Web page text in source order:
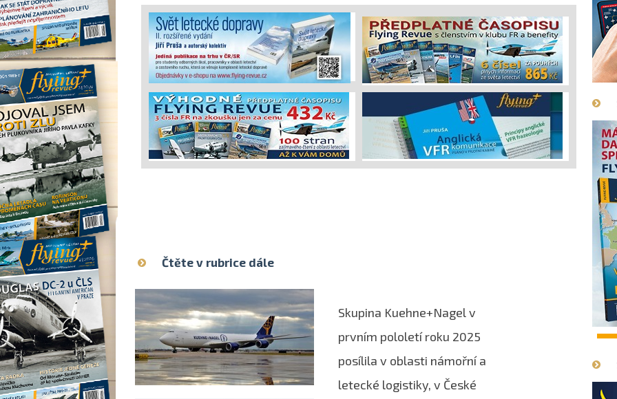
Čtěte v rubrice dále
Skupina Kuehne+Nagel v
prvním pololetí roku 2025
posílila v oblasti námořní a
letecké logistiky, v České
1